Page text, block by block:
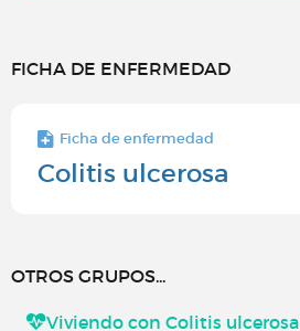
FICHA DE ENFERMEDAD
Ficha de enfermedad
Colitis ulcerosa
OTROS GRUPOS...
Viviendo con Colitis ulcerosa